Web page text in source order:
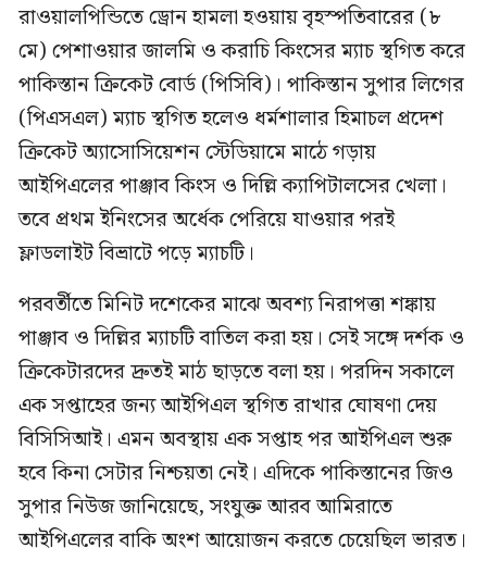
রাওয়ালপিন্ডিতে ড্রোন হামলা হওয়ায় বৃহস্পতিবারের (৮
মে) পেশাওয়ার জালমি ও করাচি কিংসের ম্যাচ স্থগিত করে
পাকিস্তান ক্রিকেট বোর্ড (পিসিবি)। পাকিস্তান সুপার লিগের
(পিএসএল) ম্যাচ স্থগিত হলেও ধর্মশালার হিমাচল প্রদেশ
ক্রিকেট অ্যাসোসিয়েশন স্টেডিয়ামে মাঠে গড়ায়
আইপিএলের পাঞ্জাব কিংস ও দিল্লি ক্যাপিটালসের খেলা।
তবে প্রথম ইনিংসের অর্ধেক পেরিয়ে যাওয়ার পরই
ফ্লাডলাইট বিভ্রাটে পড়ে ম্যাচটি।
পরবর্তীতে মিনিট দশেকের মাঝে অবশ্য নিরাপত্তা শঙ্কায়
পাঞ্জাব ও দিল্লির ম্যাচটি বাতিল করা হয়। সেই সঙ্গে দর্শক ও
ক্রিকেটারদের দ্রুতই মাঠ ছাড়তে বলা হয়। পরদিন সকালে
এক সপ্তাহের জন্য আইপিএল স্থগিত রাখার ঘোষণা দেয়
বিসিসিআই। এমন অবস্থায় এক সপ্তাহ পর আইপিএল শুরু
হবে কিনা সেটার নিশ্চয়তা নেই। এদিকে পাকিস্তানের জিও
সুপার নিউজ জানিয়েছে, সংযুক্ত আরব আমিরাতে
আইপিএলের বাকি অংশ আয়োজন করতে চেয়েছিল ভারত।